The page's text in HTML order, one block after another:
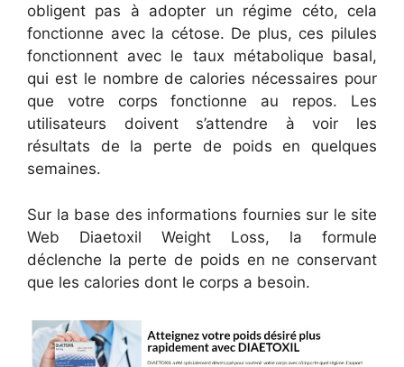
obligent pas à adopter un régime céto, cela
fonctionne avec la cétose. De plus, ces pilules
fonctionnent avec le taux métabolique basal,
qui est le nombre de calories nécessaires pour
que votre corps fonctionne au repos. Les
utilisateurs doivent s’attendre à voir les
résultats de la perte de poids en quelques
semaines.
Sur la base des informations fournies sur le site
Web Diaetoxil Weight Loss, la formule
déclenche la perte de poids en ne conservant
que les calories dont le corps a besoin.